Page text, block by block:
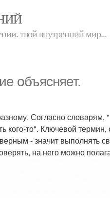
твой внутренний мир...
объясняет.
Согласно словарям,
кого-то". Ключевой
- значит выполнять
на него можно